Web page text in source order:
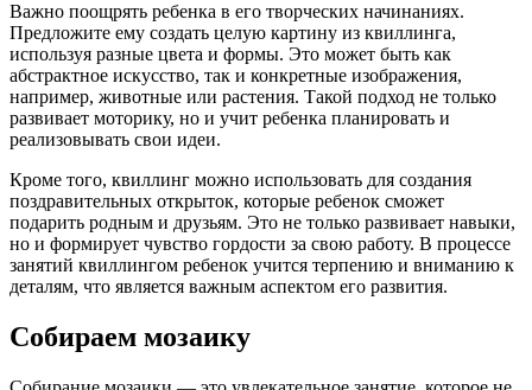
Важно поощрять ребенка в его творческих начинаниях.
Предложите ему создать целую картину из квиллинга,
используя разные цвета и формы. Это может быть как
абстрактное искусство, так и конкретные изображения,
например, животные или растения. Такой подход не только
развивает моторику, но и учит ребенка планировать и
реализовывать свои идеи.
Кроме того, квиллинг можно использовать для создания
поздравительных открыток, которые ребенок сможет
подарить родным и друзьям. Это не только развивает навыки,
но и формирует чувство гордости за свою работу. В процессе
занятий квиллингом ребенок учится терпению и вниманию к
деталям, что является важным аспектом его развития.
Собираем мозаику